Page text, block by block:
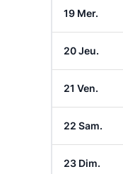
19 Mer.
20 Jeu.
21 Ven.
22 Sam.
23 Dim.